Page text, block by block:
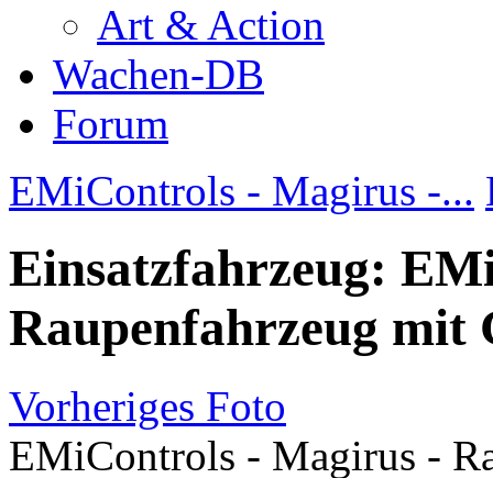
Art & Action
Wachen-DB
Forum
EMiControls - Magirus -...
Einsatzfahrzeug:
Raupenfahrzeug
Vorheriges Foto
EMiControls - Magirus -